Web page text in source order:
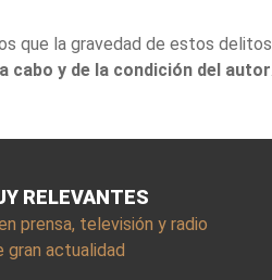
que la gravedad de estos
cabo y de la condición del autor.
RELEVANTES
prensa, televisión y radio
gran actualidad